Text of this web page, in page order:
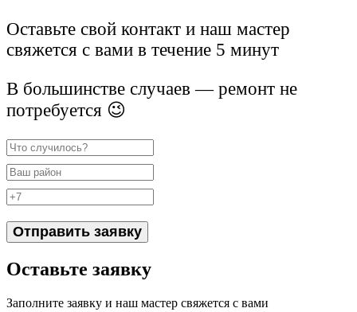
Оставьте свой контакт и наш мастер
свяжется с вами в течение 5 минут
В большинстве случаев — ремонт не
потребуется 😉
Отправить заявку
Оставьте заявку
Заполните заявку и наш мастер свяжется с вами